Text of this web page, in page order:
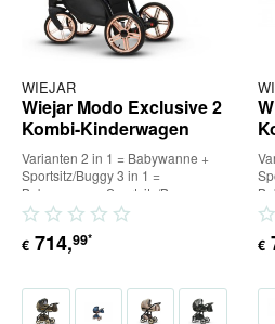
WIEJAR
Wiejar Modo Exclusive 2
Kombi-Kinderwagen
Varianten 2 in 1 = Babywanne +
Sportsitz/Buggy 3 in 1 =
Babywanne + Sportsitz/Buggy +
Babyschale (inkl. Adapter) 4 in...
€ 714,99* €